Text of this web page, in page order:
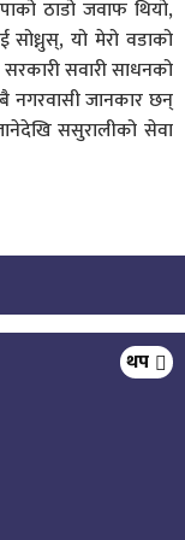
ठाडो जवाफ थियो,
सोध्नुस्, यो मेरो वडाको
सवारी साधनको
नगरवासी जानकार छन्
ससुरालीको सेवा
कार्यालयले एक
थप